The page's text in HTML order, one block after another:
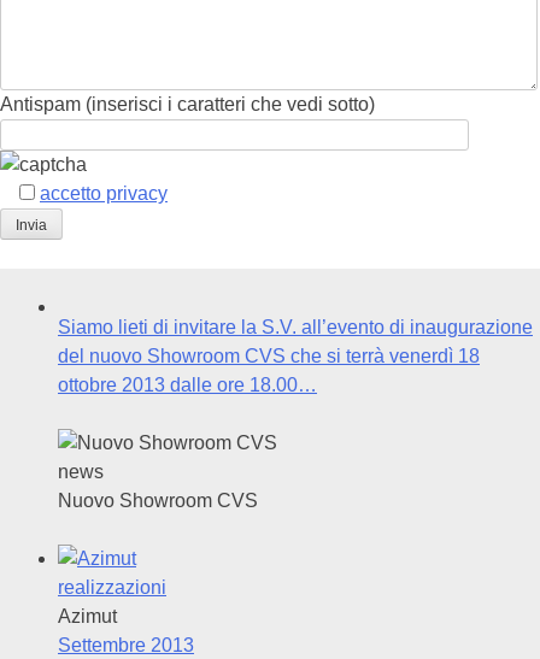
Antispam (inserisci i caratteri che vedi sotto)
accetto privacy
Siamo lieti di invitare la S.V. all’evento di inaugurazione
del nuovo Showroom CVS che si terrà venerdì 18
ottobre 2013 dalle ore 18.00…
news
Nuovo Showroom CVS
realizzazioni
Azimut
Settembre 2013